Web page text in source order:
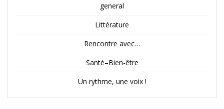
general
Littérature
Rencontre avec…
Santé–Bien-être
Un rythme, une voix !